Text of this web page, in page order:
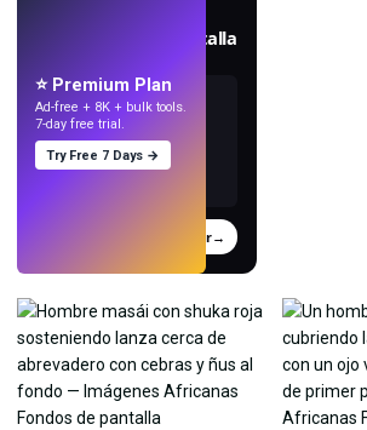
Crea fondos de pantalla
Probar→
⭐ Premium Plan
Ad-free + 8K + bulk tools.
7-day free trial.
Try Free 7 Days →